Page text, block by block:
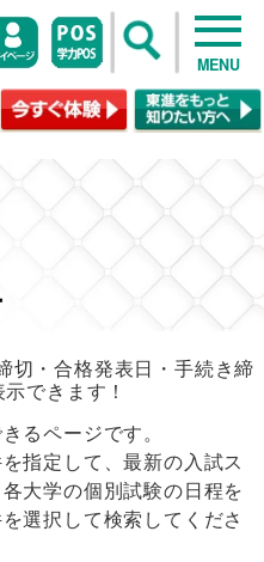
MENU
切・合格発表日・手続き締
できます！
るページです。
指定して、最新の入試ス
大学の個別試験の日程を
選択して検索してくださ